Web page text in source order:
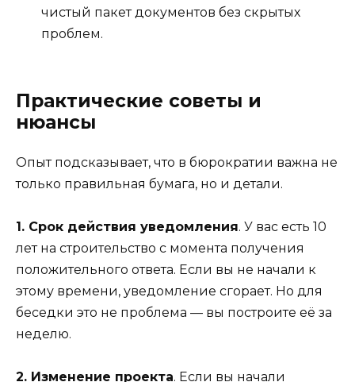
чистый пакет документов без скрытых
проблем.
Практические советы и
нюансы
Опыт подсказывает, что в бюрократии важна не
только правильная бумага, но и детали.
1. Срок действия уведомления. У вас есть 10
лет на строительство с момента получения
положительного ответа. Если вы не начали к
этому времени, уведомление сгорает. Но для
беседки это не проблема — вы построите её за
неделю.
2. Изменение проекта. Если вы начали